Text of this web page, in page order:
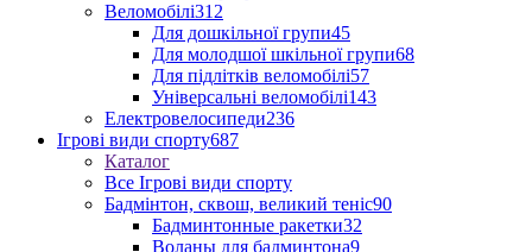
Веломобілі312
Для дошкільної групи45
Для молодшої шкільної групи68
Для підлітків веломобілі57
Універсальні веломобілі143
Електровелосипеди236
Ігрові види спорту687
Каталог
Все Ігрові види спорту
Бадмінтон, сквош, великий теніс90
Бадминтонные ракетки32
Воланы для бадминтона9